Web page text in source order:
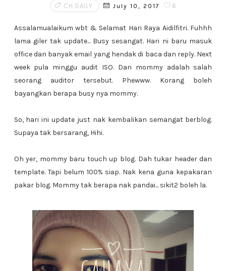
CH DAILY July 10, 2017 6
Assalamualaikum wbt & Selamat Hari Raya Aidilfitri. Fuhhh
lama giler tak update... Busy sesangat. Hari ni baru masuk
office dan banyak email yang hendak di baca dan reply. Next
week pula minggu audit ISO. Dan mommy adalah salah
seorang auditor tersebut. Phewww. Korang boleh
bayangkan berapa busy nya mommy.
So, hari ini update just nak kembalikan semangat berblog.
Supaya tak bersarang, Hihi.
Oh yer, mommy baru touch up blog. Dah tukar header dan
template. Tapi belum 100% siap. Nak kena guna kepakaran
pakar blog. Mommy tak berapa nak pandai... sikit2 boleh la.